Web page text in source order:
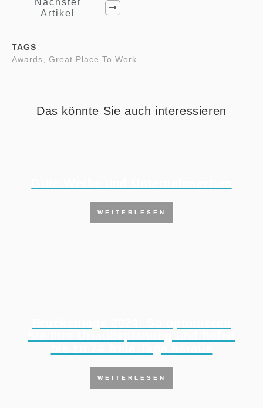
Nächster
Artikel
TAGS
Awards, Great Place To Work
Das könnte Sie auch interessieren
WEITERLESEN
WEITERLESEN